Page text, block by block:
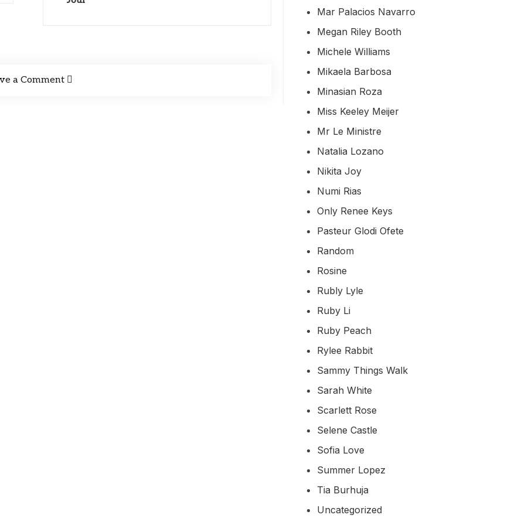
a Comment
Mar Palacios Navarro
Megan Riley Booth
Michele Williams
Mikaela Barbosa
Minasian Roza
Miss Keeley Meijer
Mr Le Ministre
Natalia Lozano
Nikita Joy
Numi Rias
Only Renee Keys
Pasteur Glodi Ofete
Random
Rosine
Rubly Lyle
Ruby Li
Ruby Peach
Rylee Rabbit
Sammy Things Walk
Sarah White
Scarlett Rose
Selene Castle
Sofia Love
Summer Lopez
Tia Burhuja
Uncategorized